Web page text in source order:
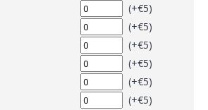
(+€5)
(+€5)
(+€5)
(+€5)
(+€5)
(+€5)